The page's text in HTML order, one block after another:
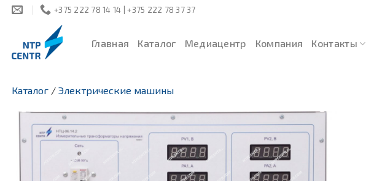
Skip
+375 222 78 14 14 | +375 222 78 37 37
Главная Каталог Медиацентр Компания Контакты
Каталог / Электрические машины